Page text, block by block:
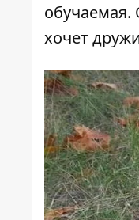
обучаемая.
хочет